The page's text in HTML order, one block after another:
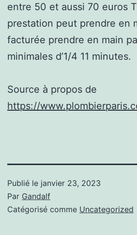
entre 50 et aussi 70 euros
prestation peut prendre en
facturée prendre en main
minimales d’1/4 11 minutes.
Source à propos de
https://
Publié le janvier 23, 2023
Par Gandalf
Catégorisé comme Uncategorized